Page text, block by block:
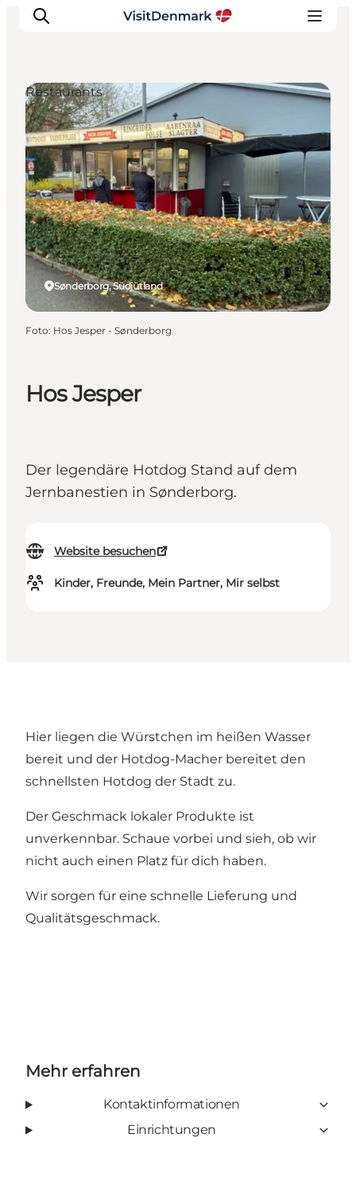
Inspiration
Regionen
Erlebnisse
Unterkünfte
Reiseplanung
Hos Jesper
Der legendäre Hotdog Stand auf dem
Jernbanestien in Sønderborg.
Website besuchen
Kinder, Freunde, Mein Partner, Mir selbst
Sønderborg, Südjütland
Restaurants
Foto: Hos Jesper - Sønderborg
Hier liegen die Würstchen im heißen Wasser
bereit und der Hotdog-Macher bereitet den
schnellsten Hotdog der Stadt zu.
Der Geschmack lokaler Produkte ist
unverkennbar. Schaue vorbei und sieh, ob wir
nicht auch einen Platz für dich haben.
Wir sorgen für eine schnelle Lieferung und
Qualitätsgeschmack.
Mehr erfahren
Kontaktinformationen
Einrichtungen